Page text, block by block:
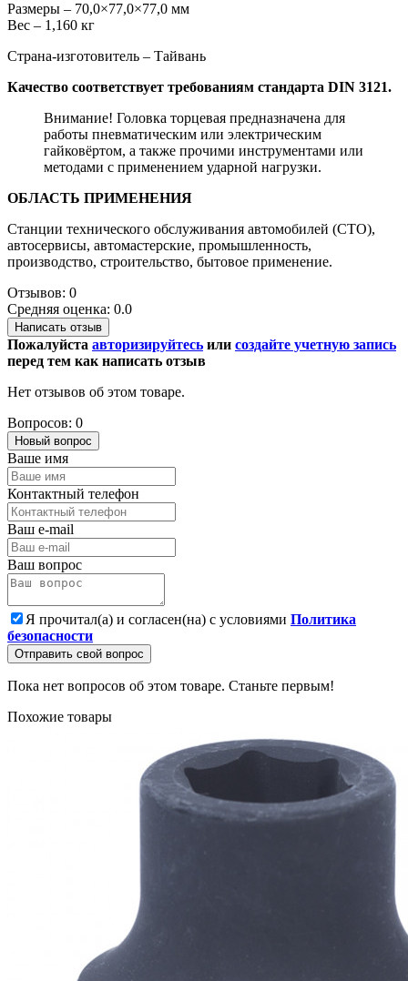
Размеры – 70,0×77,0×77,0 мм
Вес – 1,160 кг
Страна-изготовитель – Тайвань
Качество соответствует требованиям стандарта DIN 3121.
Внимание! Головка торцевая предназначена для
работы пневматическим или электрическим
гайковёртом, а также прочими инструментами или
методами с применением ударной нагрузки.
ОБЛАСТЬ ПРИМЕНЕНИЯ
Станции технического обслуживания автомобилей (СТО),
автосервисы, автомастерские, промышленность,
производство, строительство, бытовое применение.
Отзывов: 0
Средняя оценка: 0.0
Написать отзыв
Пожалуйста авторизируйтесь или создайте учетную запись
перед тем как написать отзыв
Нет отзывов об этом товаре.
Вопросов: 0
Новый вопрос
Ваше имя
Контактный телефон
Ваш e-mail
Ваш вопрос
Я прочитал(а) и согласен(на) с условиями Политика
безопасности
Отправить свой вопрос
Пока нет вопросов об этом товаре. Станьте первым!
Похожие товары